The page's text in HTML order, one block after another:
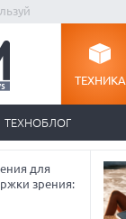
ТЕХНИКА
ТЕХНОБЛОГ
для
зрения: